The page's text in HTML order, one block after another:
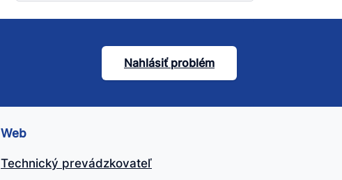
Nahlásiť problém
Web
Technický prevádzkovateľ